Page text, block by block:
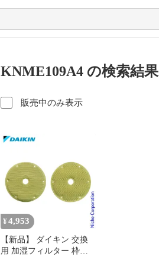
KNME109A4 の検索結果
販売中のみ表示
¥ 4,953
【新品】 ダイキン 交換
用 加湿フィルター 枠な